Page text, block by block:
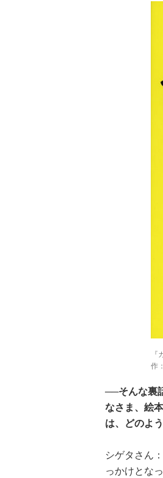
作
──そんな裏
なさま、絵
は、どのよ
シゲタさん
っかけとな